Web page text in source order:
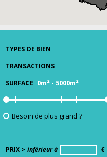
TYPES DE BIEN
TRANSACTIONS
SURFACE 0m² - 5000m²
Besoin de plus grand ?
PRIX > inférieur à €